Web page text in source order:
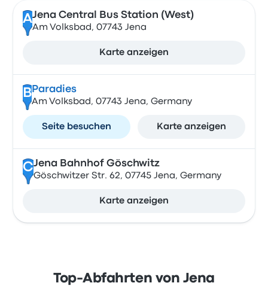
AJena Central Bus Station (West)
Am Volksbad, 07743 Jena
Karte anzeigen
B Paradies
Am Volksbad, 07743 Jena, Germany
Seite besuchen Karte anzeigen
CJena Bahnhof Göschwitz
Göschwitzer Str. 62, 07745 Jena, Germany
Karte anzeigen
Top-Abfahrten von Jena